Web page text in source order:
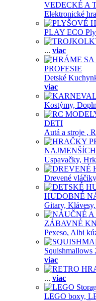
VEDECKÉ A
Elektronické
PLAY ECO
... viac
PROFESIE
Detské
viac
Kostýmy,
DETI
Autá a stroje ,
NAJMENŠÍCH
Uspavačky,
Drevené
HUDOBNÉ
Gitary, Klávesy,
ZÁBAVNÉ
Pexeso, Albi
Squishmallows
viac
... viac
LEGO boxy,